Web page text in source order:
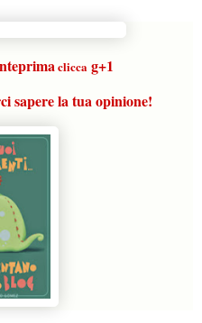
clicca g+1
sapere la tua opinione!